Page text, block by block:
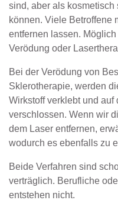
sind, aber als
können. Viele Betroffene
entfernen lassen.
Verödung oder
Bei der Verödung von
Sklerotherapie, werden
Wirkstoff verklebt und
verschlossen. Wenn wir
dem Laser entfernen,
wodurch es ebenfalls zu
Beide Verfahren sind
verträglich. Berufliche
entstehen nicht.